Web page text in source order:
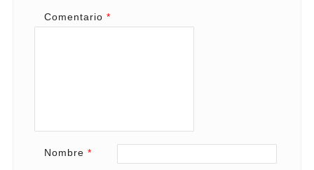
Comentario *
Nombre *